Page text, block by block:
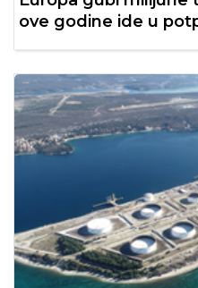
ove godine ide u